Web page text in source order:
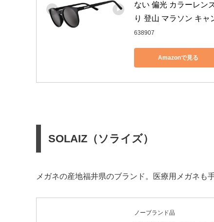
ない 偏光 カラーレン
り 登山 マラソン キ
638907
Amazonで見る
SOLAIZ（ソライズ）
メガネの産地福井県のブランド。医療用メガネも
ノーブランド品